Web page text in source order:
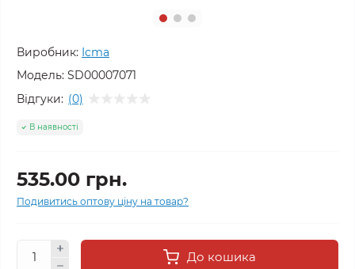
Виробник: Icma
Модель: SD00007071
Відгуки: (0)
В наявності
535.00 грн.
Подивитись оптову ціну на товар?
До кошика